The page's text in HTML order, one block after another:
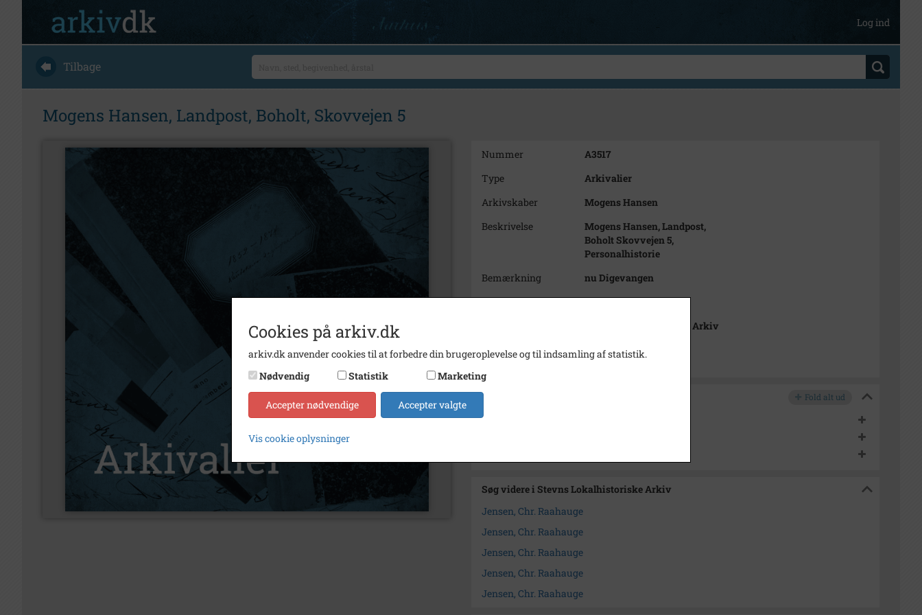
Log ind
Tilbage
Mogens Hansen, Landpost, Boholt, Skovvejen 5
Nummer
A3517
Type
Arkivalier
Arkivskaber
Mogens Hansen
Beskrivelse
Mogens Hansen, Landpost,
Boholt Skovvejen 5,
Personalhistorie
Bemærkning
nu Digevangen
Periode
1915 - 1950
Stevns Lokalhistoriske Arkiv
Kontakt arkivet
Yderligere indhold Fold alt ud
1
Søg videre i Stevns Lokalhistoriske Arkiv
Jensen, Chr. Raahauge
Jensen, Chr. Raahauge
Jensen, Chr. Raahauge
Jensen, Chr. Raahauge
Jensen, Chr. Raahauge
Cookies på arkiv.dk
arkiv.dk anvender cookies til at forbedre din brugeroplevelse og til indsamling af statistik.
Nødvendig
Statistik Marketing
Accepter nødvendige Accepter valgte
Vis cookie oplysninger